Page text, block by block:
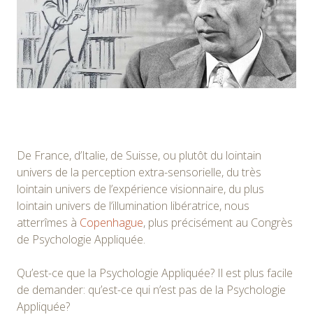
De France, d’Italie, de Suisse, ou plutôt du lointain
univers de la perception extra-sensorielle, du très
lointain univers de l’expérience visionnaire, du plus
lointain univers de l’illumination libératrice, nous
atterrîmes à Copenhague, plus précisément au Congrès
de Psychologie Appliquée.
Qu’est-ce que la Psychologie Appliquée? Il est plus facile
de demander: qu’est-ce qui n’est pas de la Psychologie
Appliquée?